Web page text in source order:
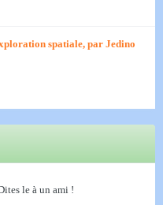
spatiale, par Jedino
le à un ami !